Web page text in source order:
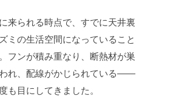
来られる時点で、すでに天井裏
ミの生活空間になっていること
フンが積み重なり、断熱材が巣
れ、配線がかじられている——
も目にしてきました。